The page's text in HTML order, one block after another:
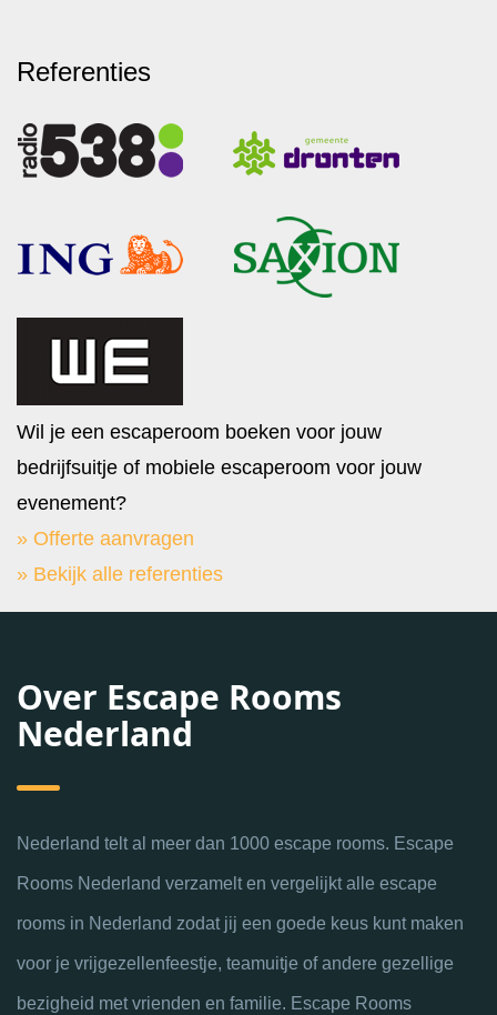
Referenties
Wil je een escaperoom boeken voor jouw
bedrijfsuitje of mobiele escaperoom voor jouw
evenement?
» Offerte aanvragen
» Bekijk alle referenties
Over Escape Rooms
Nederland
Nederland telt al meer dan 1000 escape rooms. Escape
Rooms Nederland verzamelt en vergelijkt alle escape
rooms in Nederland zodat jij een goede keus kunt maken
voor je vrijgezellenfeestje, teamuitje of andere gezellige
bezigheid met vrienden en familie. Escape Rooms